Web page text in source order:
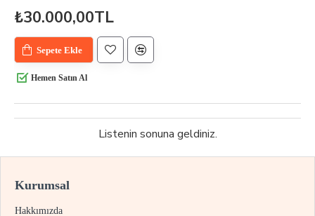
₺30.000,00TL
Sepete Ekle
Hemen Satın Al
Listenin sonuna geldiniz.
Kurumsal
Hakkımızda